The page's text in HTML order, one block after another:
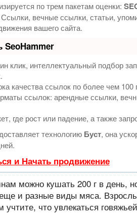
по трем пакетам оценки:
вечные ссылки, статьи,
вашего сайта.
SeoHammer
клик, интеллектуальный подбор
качества ссылок по более чем
ссылок: арендные ссылки,
где рост или падение, а также
технологию Буст, она
и Начать продвижение
можно кушать 200 г в день,
и разные виды мяса.
что увлекаться